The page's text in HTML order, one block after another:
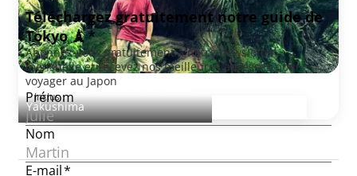
Yakushima, marche en forêt
Yakushima
Inclus :